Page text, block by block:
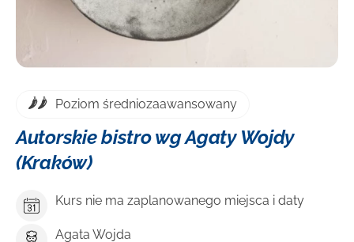
Poziom średniozaawansowany
Autorskie bistro wg Agaty Wojdy
(Kraków)
Kurs nie ma zaplanowanego miejsca i daty
Agata Wojda